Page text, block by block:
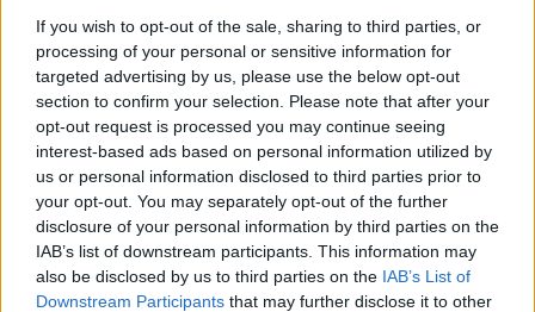
If you wish to opt-out of the sale, sharing to third parties, or
processing of your personal or sensitive information for
targeted advertising by us, please use the below opt-out
section to confirm your selection. Please note that after your
opt-out request is processed you may continue seeing
interest-based ads based on personal information utilized by
us or personal information disclosed to third parties prior to
your opt-out. You may separately opt-out of the further
disclosure of your personal information by third parties on the
IAB’s list of downstream participants. This information may
also be disclosed by us to third parties on the IAB’s List of
Downstream Participants that may further disclose it to other
παρεχομένων υπηρεσιών και οικονομικής
τακτοποίησης που αγγίζει το 95%, ο ΙΣΠ διαθέτει
σήμερα ισχυρές βάσεις για να πρωταγωνιστήσει στις
εξελίξεις του «αύριο» της ιατρικής κοινότητας. Η
ηλεκτρονική ψηφοφορία για τις αρχαιρεσίες του ΙΣΠ
στις 14 και 15/06, έρχεται να εδραιώσει τη μεγαλύτερη
ιστορική πρόσκληση δημοκρατικής συμμετοχής των
ιατρών μελών μας για την επιλογή των εκπροσώπων
τους.